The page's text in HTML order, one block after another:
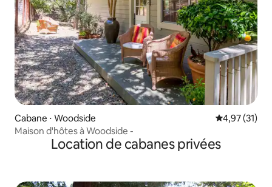
Cabane ⋅ Woodside Évaluation
4,97 (31)
Maison d'hôtes à Woodside -
Location de cabanes privées